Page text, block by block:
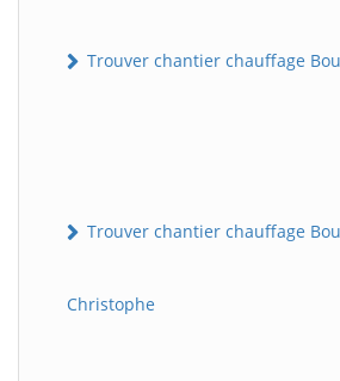
Trouver chantier chauffage
Trouver chantier chauffage
Christophe